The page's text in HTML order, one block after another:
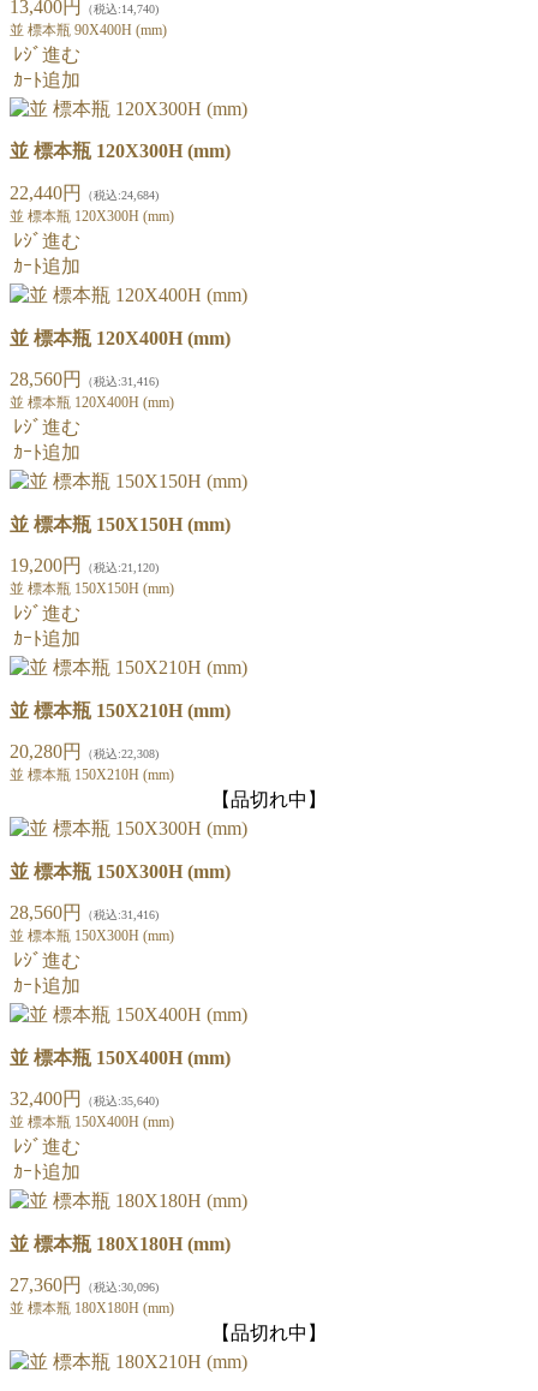
13,400円 （税込:14,740)
並 標本瓶 90X400H (mm)
ﾚｼﾞ進む
ｶｰﾄ追加
並 標本瓶 120X300H (mm)
22,440円 （税込:24,684)
並 標本瓶 120X300H (mm)
ﾚｼﾞ進む
ｶｰﾄ追加
並 標本瓶 120X400H (mm)
28,560円 （税込:31,416)
並 標本瓶 120X400H (mm)
ﾚｼﾞ進む
ｶｰﾄ追加
並 標本瓶 150X150H (mm)
19,200円 （税込:21,120)
並 標本瓶 150X150H (mm)
ﾚｼﾞ進む
ｶｰﾄ追加
並 標本瓶 150X210H (mm)
20,280円 （税込:22,308)
並 標本瓶 150X210H (mm)
【品切れ中】
並 標本瓶 150X300H (mm)
28,560円 （税込:31,416)
並 標本瓶 150X300H (mm)
ﾚｼﾞ進む
ｶｰﾄ追加
並 標本瓶 150X400H (mm)
32,400円 （税込:35,640)
並 標本瓶 150X400H (mm)
ﾚｼﾞ進む
ｶｰﾄ追加
並 標本瓶 180X180H (mm)
27,360円 （税込:30,096)
並 標本瓶 180X180H (mm)
【品切れ中】